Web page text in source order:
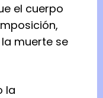
el cuerpo
muerte se
la